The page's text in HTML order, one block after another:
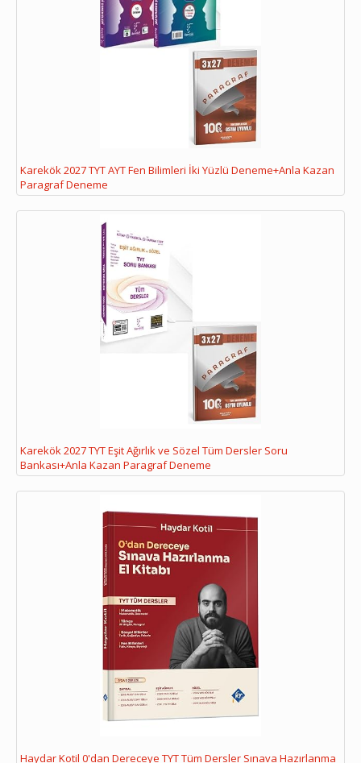
Karekök 2027 TYT AYT Fen Bilimleri İki Yüzlü Deneme+Anla Kazan
Paragraf Deneme
Karekök 2027 TYT Eşit Ağırlık ve Sözel Tüm Dersler Soru
Bankası+Anla Kazan Paragraf Deneme
Haydar Kotil 0'dan Dereceye TYT Tüm Dersler Sınava Hazırlanma